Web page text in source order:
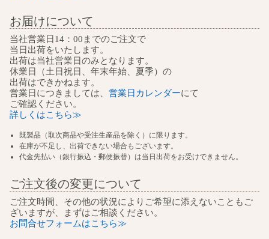
お届けについて
当社営業日14：00までのご注文で
当日出荷をいたします。
出荷は当社営業日のみとなります。
休業日（土日祝日、年末年始、夏季）の
出荷はできかねます。
営業日につきましては、 営業日カレンダーにて
ご確認ください。
詳しくはこちら≫
既製品（取次商品や受注生産品を除く）に限ります。
在庫が不足し、出荷できない場合もございます。
代金先払い（銀行振込・郵便振替）は当日出荷をお受けできません。
ご注文後の変更について
ご注文時間、その他の状況によりご希望に添えないこともご
ざいますが、まずはご相談ください。
お問合せフォームはこちら≫